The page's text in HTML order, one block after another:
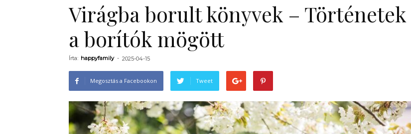
Family
Virágba borult könyvek – Történetek
a borítók mögött
Írta: happyfamily - 2025-04-15
Megosztás a Facebookon Tweet